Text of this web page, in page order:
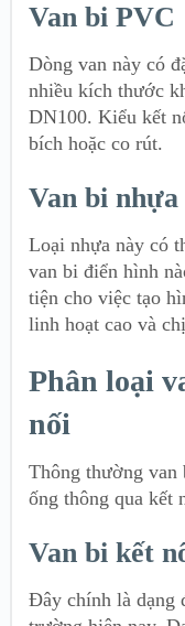
Van bi PVC
Dòng van này có
nhiều kích thước
DN100. Kiểu kết
bích hoặc co rút.
Van bi nhựa
Loại nhựa này có
van bi điển hình
tiện cho việc tạo
linh hoạt cao và
Phân loại
nối
Thông thường
ống thông qua kết
Van bi kết
Đây chính là dạng